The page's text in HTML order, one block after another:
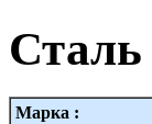
Марка :